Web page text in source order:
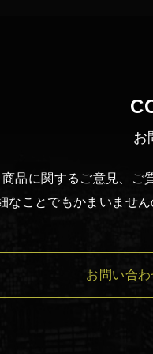
お
商品に関するご意見、ご
なことでもかまいません
お問い合